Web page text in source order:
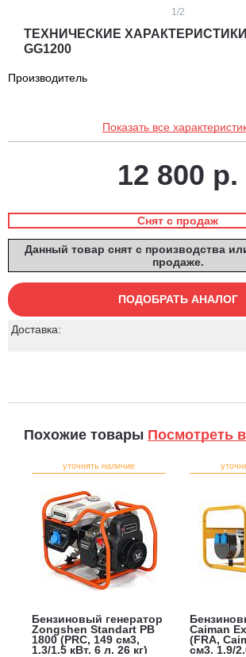
1 /2
ТЕХНИЧЕСКИЕ ХАРАКТЕРИСТИКИ
GG1200
Производитель
Показать все
12 800 р.
Снят с продаж
Данный товар снят с производства
продаже.
ПОДОБРАТЬ АНАЛОГ
Доставка:
Похожие товары Посмотреть
уточнять наличие
Бензиновый генератор
Zongshen Standart PB
1800 (PRC, 149 см3,
1.3/1.5 кВт, 6 л, 26 кг)
Caiman
(FRA,
см3, 1.9/